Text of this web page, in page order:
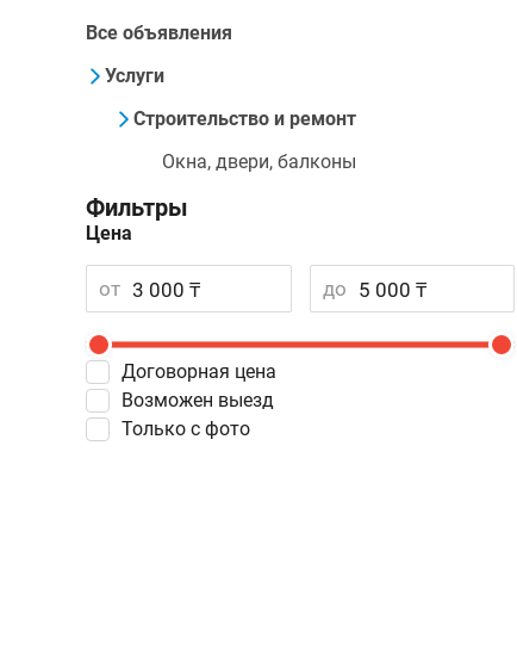
Все объявления
Услуги
Строительство и ремонт
Окна, двери, балконы
Фильтры
Цена
от до
Договорная цена
Возможен выезд
Только с фото